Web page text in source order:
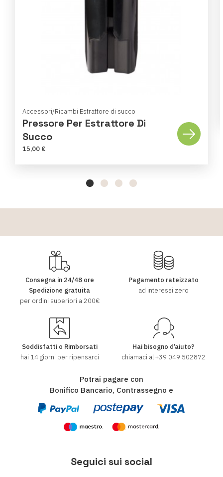
Accessori/Ricambi Estrattore di succo
Pressore Per Estrattore Di
Succo
15,00 €
Consegna in 24/48 ore
Spedizione gratuita
per ordini superiori a 200€
Pagamento rateizzato
ad interessi zero
Soddisfatti o Rimborsati
hai 14 giorni per ripensarci
Hai bisogno d’aiuto?
chiamaci al+39 049 502872
Seguici sui social
Potrai pagare con
Bonifico Bancario, Contrassegno e